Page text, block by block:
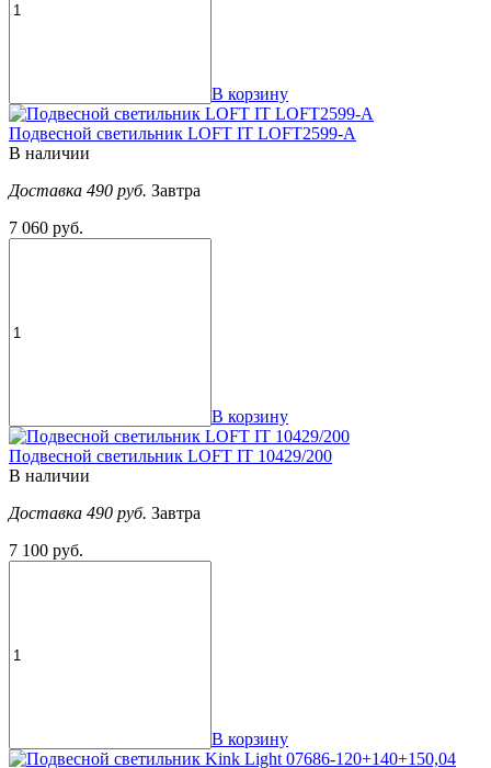
В корзину
Подвесной светильник LOFT IT LOFT2599-A
В наличии
Доставка 490 руб. Завтра
7 060 руб.
В корзину
Подвесной светильник LOFT IT 10429/200
В наличии
Доставка 490 руб. Завтра
7 100 руб.
В корзину